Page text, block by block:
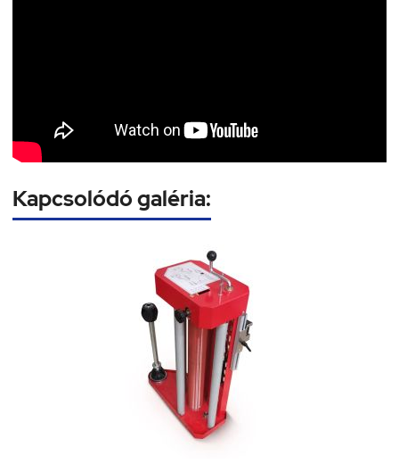
Kapcsolódó galéria: